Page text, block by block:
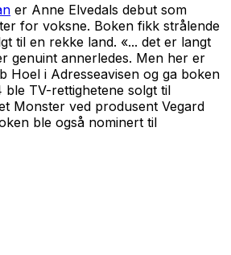
er Anne Elvedals debut som
for voksne. Boken fikk strålende
til en rekke land. «... det er langt
genuint annerledes. Men her er
Hoel i Adresseavisen og ga boken
ble TV-rettighetene solgt til
Monster ved produsent Vegard
ble også nominert til